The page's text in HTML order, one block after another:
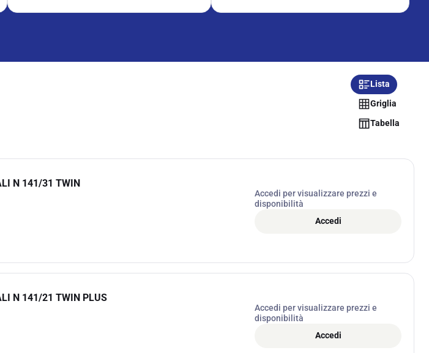
Lista
Griglia
Tabella
N 141/31 TWIN
Accedi per visualizzare prezzi e
disponibilità
Accedi
N 141/21 TWIN PLUS
Accedi per visualizzare prezzi e
disponibilità
Accedi